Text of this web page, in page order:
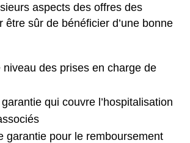
aspects des offres des
être sûr de bénéficier d’une bonne
niveau des prises en charge de
qui couvre l’hospitalisation
garantie pour le remboursement